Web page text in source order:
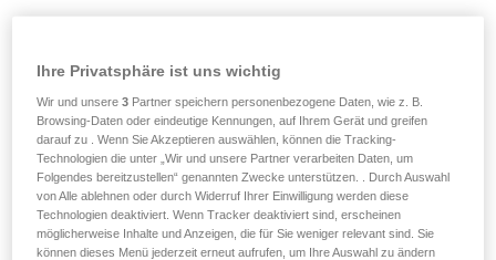
easyLIFE Invest for Future –
déi responsabel
Investitiounsalternativ
Ihre Privatsphäre ist uns wichtig
Wir und unsere3 Partner speichern personenbezogene Daten, wie z. B.
Browsing-Daten oder eindeutige Kennungen, auf Ihrem Gerät und greifen
darauf zu . Wenn Sie Akzeptieren auswählen, können die Tracking-
Technologien die unter „Wir und unsere Partner verarbeiten Daten, um
Folgendes bereitzustellen“ genannten Zwecke unterstützen. . Durch Auswahl
von Alle ablehnen oder durch Widerruf Ihrer Einwilligung werden diese
Technologien deaktiviert. Wenn Tracker deaktiviert sind, erscheinen
möglicherweise Inhalte und Anzeigen, die für Sie weniger relevant sind. Sie
können dieses Menü jederzeit erneut aufrufen, um Ihre Auswahl zu ändern